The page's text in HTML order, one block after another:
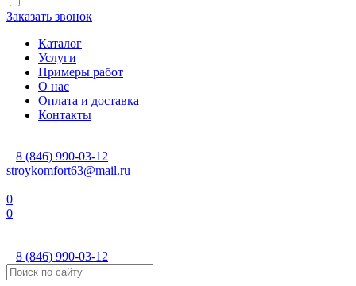
Заказать звонок
Каталог
Услуги
Примеры работ
О нас
Оплата и доставка
Контакты
8 (846) 990-03-12
stroykomfort63@mail.ru
0
0
8 (846) 990-03-12